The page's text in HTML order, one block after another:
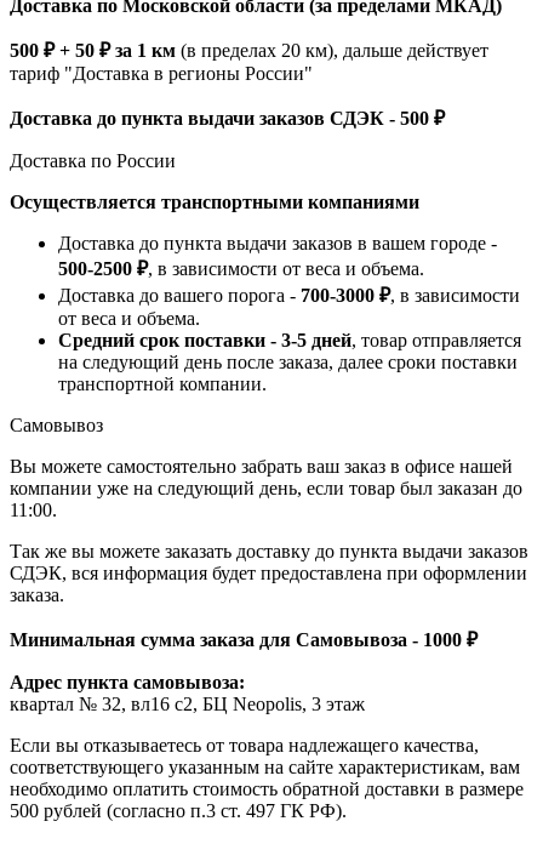
Доставка по Московской области (за пределами МКАД)
500 ₽ + 50 ₽ за 1 км (в пределах 20 км), дальше действует
тариф "Доставка в регионы России"
Доставка до пункта выдачи заказов СДЭК - 500 ₽
Доставка по России
Осуществляется транспортными компаниями
Доставка до пункта выдачи заказов в вашем городе -
500-2500 ₽, в зависимости от веса и объема.
Доставка до вашего порога - 700-3000 ₽, в зависимости
от веса и объема.
Средний срок поставки - 3-5 дней, товар отправляется
на следующий день после заказа, далее сроки поставки
транспортной компании.
Самовывоз
Вы можете самостоятельно забрать ваш заказ в офисе нашей
компании уже на следующий день, если товар был заказан до
11:00.
Так же вы можете заказать доставку до пункта выдачи заказов
СДЭК, вся информация будет предоставлена при оформлении
заказа.
Минимальная сумма заказа для Самовывоза - 1000 ₽
Адрес пункта самовывоза:
квартал № 32, вл16 с2, БЦ Neopolis, 3 этаж
Если вы отказываетесь от товара надлежащего качества,
соответствующего указанным на сайте характеристикам, вам
необходимо оплатить стоимость обратной доставки в размере
500 рублей (согласно п.3 ст. 497 ГК РФ).